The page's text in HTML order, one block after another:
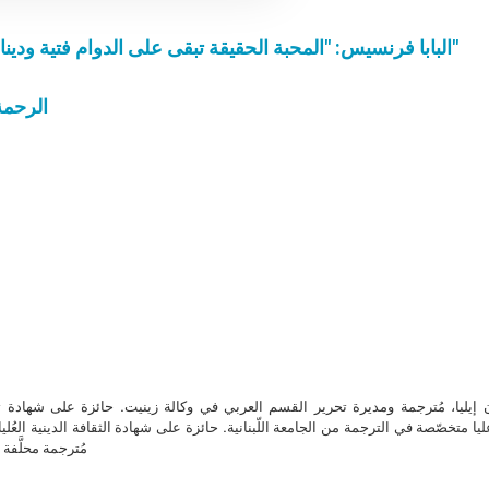
البابا فرنسيس: "المحبة الحقيقة تبقى على الدوام فتية وديناميكية، وأمينة لا تخون على الرغم من التناقضات"
إيليا، مُترجمة ومديرة تحرير القسم العربي في وكالة زينيت. حائزة على
متخصّصة في الترجمة من الجامعة اللّبنانية. حائزة على شهادة الثقافة الدينية
مُترجمة محلَّفة